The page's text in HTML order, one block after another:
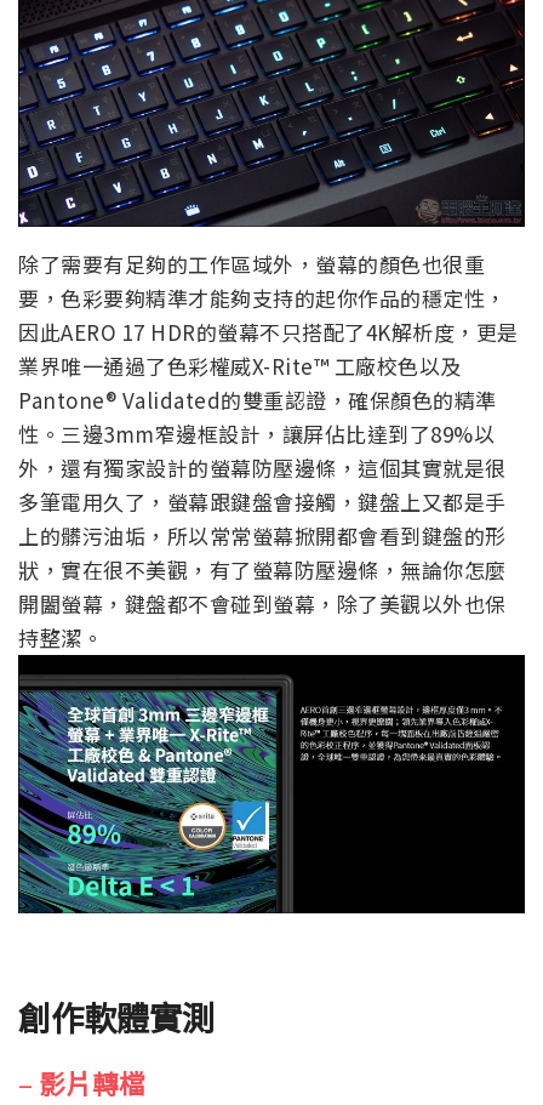
除了需要有足夠的工作區域外，螢幕的顏色也很重
要，色彩要夠精準才能夠支持的起你作品的穩定性，
因此AERO 17 HDR的螢幕不只搭配了4K解析度，更是
業界唯一通過了色彩權威X-Rite™ 工廠校色以及
Pantone® Validated的雙重認證，確保顏色的精準
性。三邊3mm窄邊框設計，讓屏佔比達到了89%以
外，還有獨家設計的螢幕防壓邊條，這個其實就是很
多筆電用久了，螢幕跟鍵盤會接觸，鍵盤上又都是手
上的髒污油垢，所以常常螢幕掀開都會看到鍵盤的形
狀，實在很不美觀，有了螢幕防壓邊條，無論你怎麼
開闔螢幕，鍵盤都不會碰到螢幕，除了美觀以外也保
持整潔。
創作軟體實測
– 影片轉檔